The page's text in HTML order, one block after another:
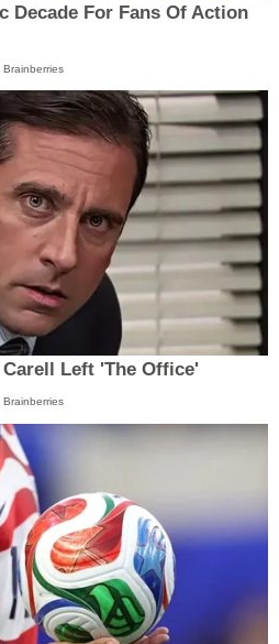
Decade For Fans Of Action
Brainberries
Carell Left 'The Office'
Brainberries